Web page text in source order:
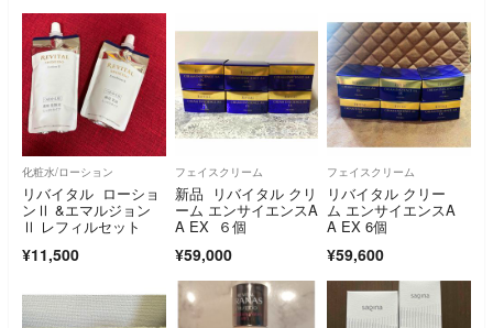
化粧水/ローション
リバイタル ローショ
ンⅡ &エマルジョン
Ⅱ レフィルセット
¥11,500
フェイスクリーム
新品 リバイタル クリ
ーム エンサイエンスA
A EX ６個
¥59,000
フェイスクリーム
リバイタル クリー
ム エンサイエンスA
A EX 6個
¥59,600